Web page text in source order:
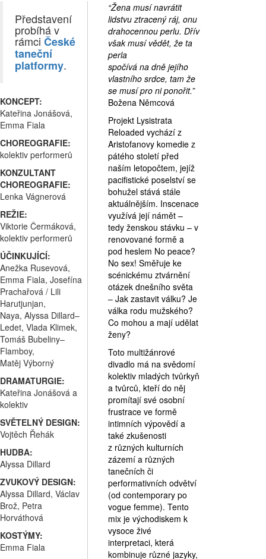
Představení
probíhá v
rámci České
taneční
platformy.
KONCEPT:
Kateřina Jonášová,
Emma Fiala
CHOREOGRAFIE:
kolektiv performerů
KONZULTANT
CHOREOGRAFIE:
Lenka Vágnerová
REŽIE:
Viktorie Čermáková,
kolektiv performerů
ÚČINKUJÍCÍ:
Anežka Rusevová,
Emma Fiala, Josefína
Prachařová / Lili
Harutjunjan,
Naya, Alyssa Dillard–
Ledet, Vlada Klimek,
Tomáš Bubeliny–
Flamboy,
Matěj Výborný
DRAMATURGIE:
Kateřina Jonášová a
kolektiv
SVĚTELNÝ DESIGN:
Vojtěch Řehák
HUDBA:
Alyssa Dillard
ZVUKOVÝ DESIGN:
Alyssa Dillard, Václav
Brož, Petra
Horváthová
KOSTÝMY:
Emma Fiala
“Žena musí navrátit
lidstvu ztracený ráj, onu
drahocennou perlu. Dřív
však musí vědět, že ta
perla
spočívá na dně jejího
vlastního srdce, tam že
se musí pro ni ponořit.”
Božena Němcová
Projekt Lysistrata
Reloaded vychází z
Aristofanovy komedie z
pátého století před
naším letopočtem, jejíž
pacifistické poselství se
bohužel stává stále
aktuálnějším. Inscenace
využívá její námět –
tedy ženskou stávku – v
renovované formě a
pod heslem No peace?
No sex! Směřuje ke
scénickému ztvárnění
otázek dnešního světa
– Jak zastavit válku? Je
válka rodu mužského?
Co mohou a mají udělat
ženy?
Toto multižánrové
divadlo má na svědomí
kolektiv mladých tvůrkyň
a tvůrců, kteří do něj
promítají své osobní
frustrace ve formě
intimních výpovědí a
také zkušenosti
z různých kulturních
zázemí a různých
tanečních či
performativních odvětví
(od contemporary po
vogue femme). Tento
mix je východiskem k
vysoce živé
interpretaci, která
kombinuje různé jazyky,